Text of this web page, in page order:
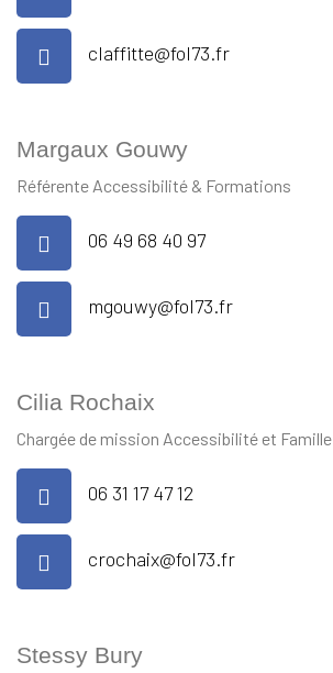
claffitte@fol73.fr
Margaux Gouwy
Référente Accessibilité & Formations
06 49 68 40 97
mgouwy@fol73.fr
Cilia Rochaix
Chargée de mission Accessibilité et Famille
06 31 17 47 12
crochaix@fol73.fr
Stessy Bury